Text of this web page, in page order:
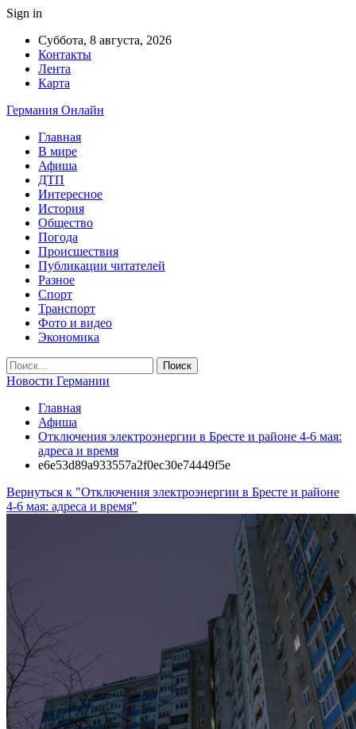
Sign in
Суббота, 8 августа, 2026
Контакты
Лента
Карта
Германия Онлайн
Главная
В мире
Афиша
ДТП
Интересное
История
Общество
Погода
Происшествия
Публикации читателей
Разное
Спорт
Транспорт
Фото и видео
Экономика
Новости Германии
Главная
Афиша
Отключения электроэнергии в Бресте и районе 4-6 мая:
адреса и время
e6e53d89a933557a2f0ec30e74449f5e
Вернуться к "Отключения электроэнергии в Бресте и районе
4-6 мая: адреса и время"